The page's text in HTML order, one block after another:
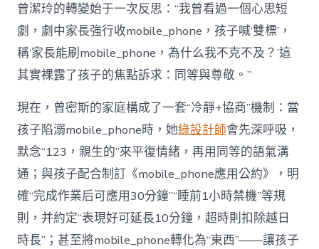
曾潔玲的轉變始于一次反思：“我曾看過一個心思短
劇，劇中家長強行收mobile_phone，孩子喊‘雙標’，
稱‘家長能刷mobile_phone，為什么我不克不及？’這
其實裸露了孩子的焦點訴求：同等與尊敬。”
現在，曾密斯的家庭構成了一套“冷靜+協商”機制：當
孩子陷溺mobile_phone時，她綠設計師會先深呼吸，
默念“123，親生的”來平復情緒，再用同等的語氣溝
通；與孩子配合制訂《mobile_phone應用公約》，明
確“完成作業后可應用30分鐘”“睡前1小時禁機”等規
則，并約定“表現好可延長10分鐘，超時則扣除越日
時長”；甚至將mobile_phone轉化為“東西”——讓孩子